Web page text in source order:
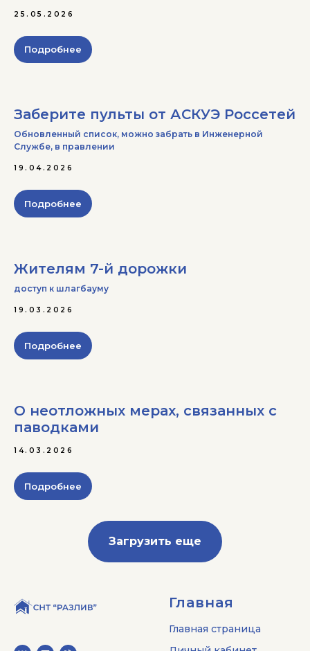
25.05.2026
Подробнее
Заберите пульты от АСКУЭ Россетей
Обновленный список, можно забрать в Инженерной
Службе, в правлении
19.04.2026
Подробнее
Жителям 7-й дорожки
доступ к шлагбауму
19.03.2026
Подробнее
О неотложных мерах, связанных с
паводками
14.03.2026
Подробнее
Загрузить еще
Главная
Главная страница